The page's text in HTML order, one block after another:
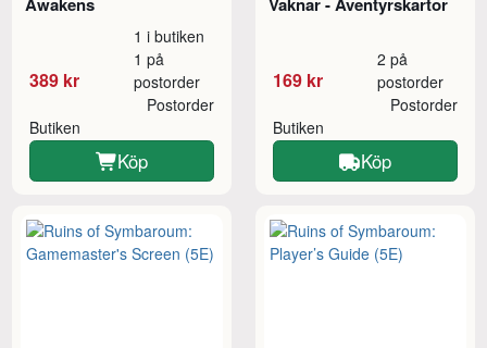
389 kr
1 i butiken
1 på
postorder
Butiken
Postorder
Köp
169 kr
2 på
postorder
Butiken
Postorder
Köp